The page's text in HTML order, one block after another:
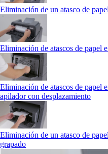
Eliminación de un atasco de
Eliminación de atascos de papel
Eliminación de atascos de papel
apilador con desplazamiento
Eliminación de un atasco de
grapado